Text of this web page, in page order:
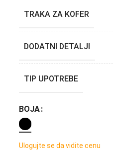
TRAKA ZA KOFER
DODATNI DETALJI
TIP UPOTREBE
BOJA
Ulogujte se da vidite cenu